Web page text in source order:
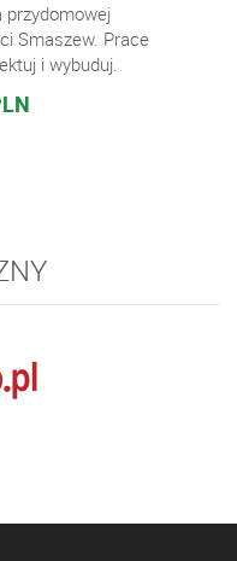
Smaszew. Prace
i wybuduj.